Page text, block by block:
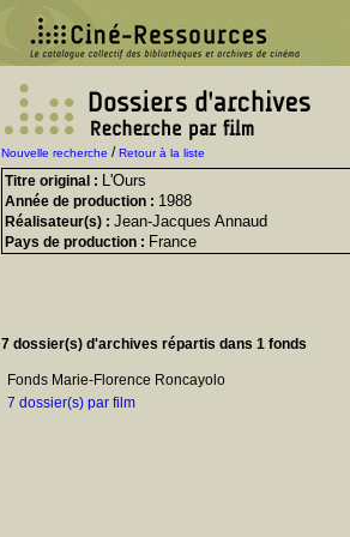
Nouvelle recherche /Retour à la liste
Titre original : L'Ours
Année de production : 1988
Réalisateur(s) : Jean-Jacques Annaud
Pays de production : France
7 dossier(s) d'archives répartis dans 1 fonds
Fonds Marie-Florence Roncayolo
7 dossier(s) par film